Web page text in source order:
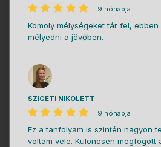
9 hónapja
Komoly mélységeket tár fel,
mélyedni a jövőben.
SZIGETI NIKOLETT
9 hónapja
Ez a tanfolyam is szintén nagyon
voltam vele. Különösen megfogott